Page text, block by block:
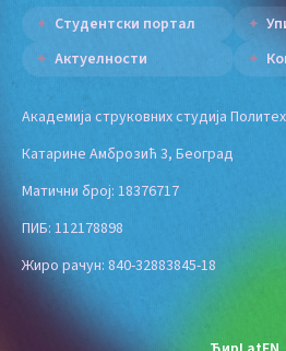
Студентски портал
Актуелности
Академија струковних студија
Катарине Амброзић 3, Београд
Матични број: 18376717
ПИБ: 112178898
Жиро рачун: 840-32883845-18